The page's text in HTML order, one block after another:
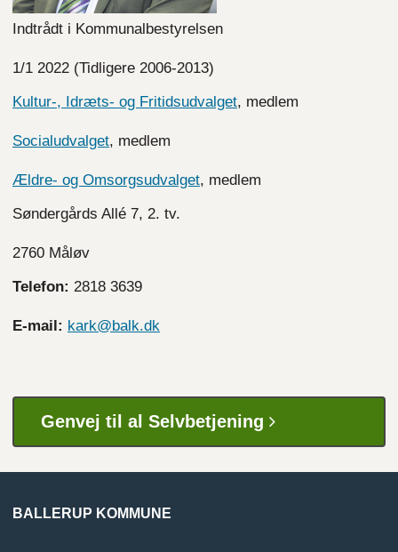
Indtrådt i Kommunalbestyrelsen
1/1 2022 (Tidligere 2006-2013)
Kultur-, Idræts- og Fritidsudvalget, medlem
Socialudvalget, medlem
Ældre- og Omsorgsudvalget, medlem
Søndergårds Allé 7, 2. tv.
2760 Måløv
Telefon: 2818 3639
E-mail: kark@balk.dk
Genvej til al Selvbetjening
BALLERUP KOMMUNE